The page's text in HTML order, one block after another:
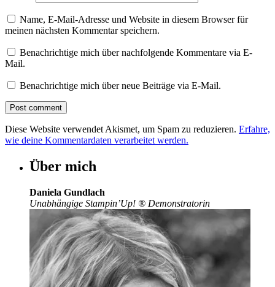
Name, E-Mail-Adresse und Website in diesem Browser für
meinen nächsten Kommentar speichern.
Benachrichtige mich über nachfolgende Kommentare via E-
Mail.
Benachrichtige mich über neue Beiträge via E-Mail.
Diese Website verwendet Akismet, um Spam zu reduzieren. Erfahre,
wie deine Kommentardaten verarbeitet werden.
Über mich
Daniela Gundlach
Unabhängige Stampin’Up! ® Demonstratorin